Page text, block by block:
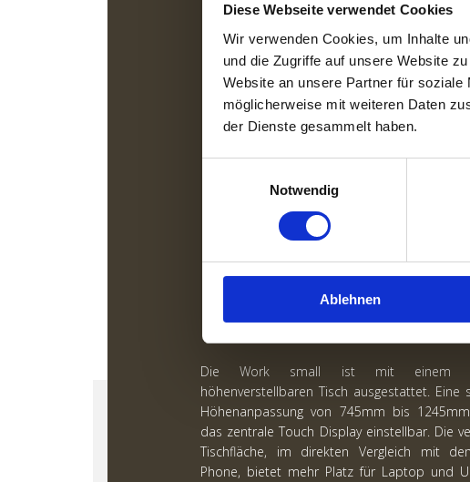
Diese Webseite verwendet Cookies
Wir verwenden Cookies, um Inhalte
und die Zugriffe auf unsere Website
Website an unsere Partner für soziale
möglicherweise mit weiteren Daten
der Dienste gesammelt haben.
Notwendig
Ablehnen
DER KLEINE
Die Work small ist mit einem
höhenverstellbaren Tisch ausgestattet. Eine
Höhenanpassung von 745mm bis
das zentrale Touch Display einstellbar. Die
Tischfläche, im direkten Vergleich mit
Phone, bietet mehr Platz für Laptop und